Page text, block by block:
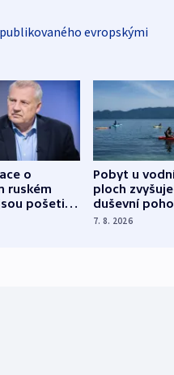
evropskými
o
ruském
pošetilé,
Pobyt u
ploch zvyšuje
duševní
ukázala
7. 8. 2026